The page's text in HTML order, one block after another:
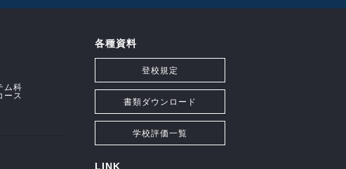
ム科
ース
各種資料
登校規定
書類ダウンロード
学校評価一覧
LINK